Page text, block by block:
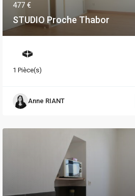
477 €
STUDIO Proche Thabor
1 Pièce(s)
Anne RIANT